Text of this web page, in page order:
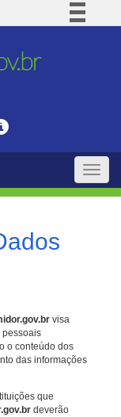
BR
Toggle
visa
pessoais
o conteúdo dos
das informações
que
deverão